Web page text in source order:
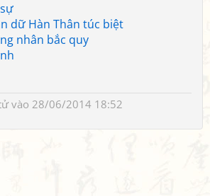
dữ Hàn Thân túc biệt
nhân bắc quy
vào 28/06/2014 18:52